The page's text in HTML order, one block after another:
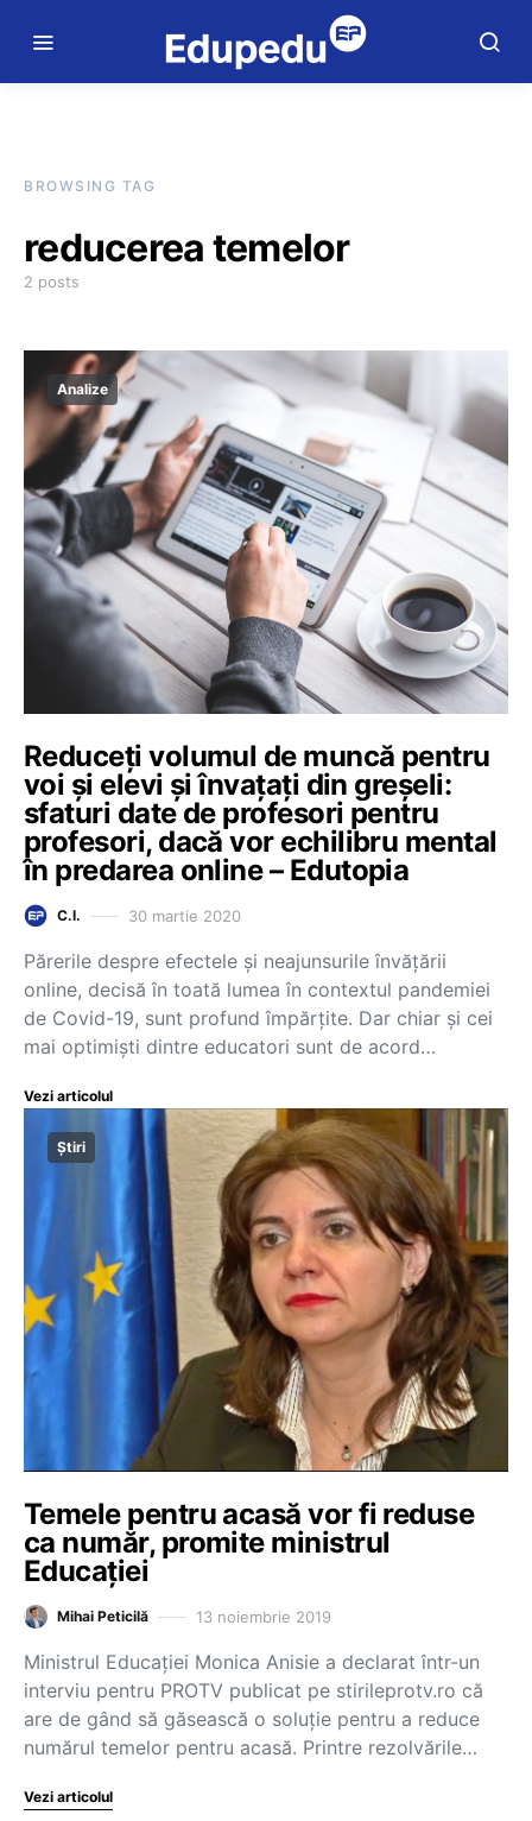
BROWSING TAG
reducerea temelor
2 posts
Analize
Reduceți volumul de muncă pentru
voi și elevi și învațați din greșeli:
sfaturi date de profesori pentru
profesori, dacă vor echilibru mental
în predarea online – Edutopia
C.I. 30 martie 2020
Părerile despre efectele și neajunsurile învățării
online, decisă în toată lumea în contextul pandemiei
de Covid-19, sunt profund împărțite. Dar chiar și cei
mai optimiști dintre educatori sunt de acord…
Vezi articolul
Știri
Temele pentru acasă vor fi reduse
ca număr, promite ministrul
Educației
Mihai Peticilă 13 noiembrie 2019
Ministrul Educației Monica Anisie a declarat într-un
interviu pentru PROTV publicat pe stirileprotv.ro că
are de gând să găsească o soluție pentru a reduce
numărul temelor pentru acasă. Printre rezolvările…
Vezi articolul